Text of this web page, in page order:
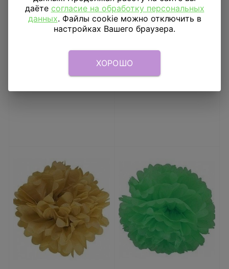
Парик Дьяволица
609₽
В КОРЗИНУ
Ободок с бантиком
Желтый в
горошек Большой
153
В КОРЗИНУ
даёте согласие на обработку персональных
данных. Файлы cookie можно отключить в
настройках Вашего браузера.
ХОРОШО